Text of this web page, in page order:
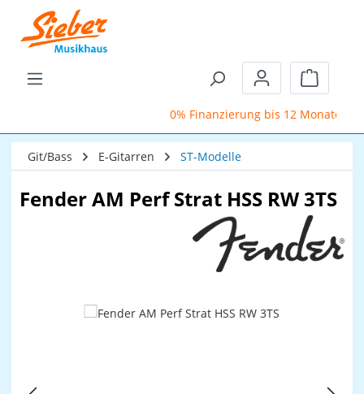
Zum Hauptinhalt springen
0% Finanzierung bis 12 Monate
Git/Bass E-Gitarren ST-Modelle
Fender AM Perf Strat HSS RW 3TS
Bildergalerie überspringen